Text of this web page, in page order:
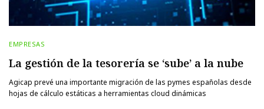
EMPRESAS
La gestión de la tesorería se ‘sube’ a la nube
Agicap prevé una importante migración de las pymes españolas desde
hojas de cálculo estáticas a herramientas cloud dinámicas